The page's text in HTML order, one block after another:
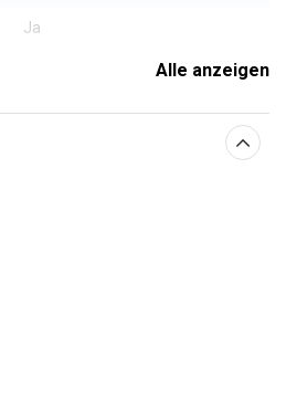
Ja
195,20 x 92,00 x 14,80 mm
4400 mAh
Alle anzeigen